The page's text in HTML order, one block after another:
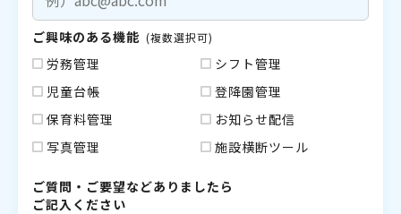
ご興味のある機能 (複数選択可)
労務管理
シフト管理
児童台帳
登降園管理
保育料管理
お知らせ配信
写真管理
施設横断ツール
ご質問・ご要望などありましたら
ご記入ください